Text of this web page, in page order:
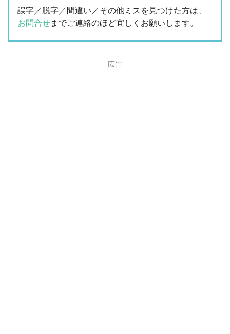
誤字／脱字／間違い／その他ミスを見つけた方は、
お問合せまでご連絡のほど宜しくお願いします。
広告